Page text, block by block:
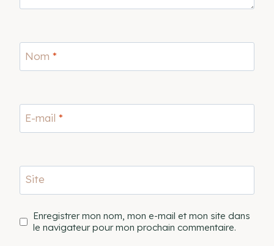
Nom *
E-mail *
Site
Enregistrer mon nom, mon e-mail et mon site dans
le navigateur pour mon prochain commentaire.